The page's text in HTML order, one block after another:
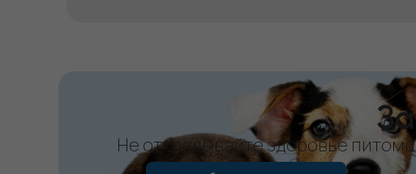
Не откладывайте здоровье